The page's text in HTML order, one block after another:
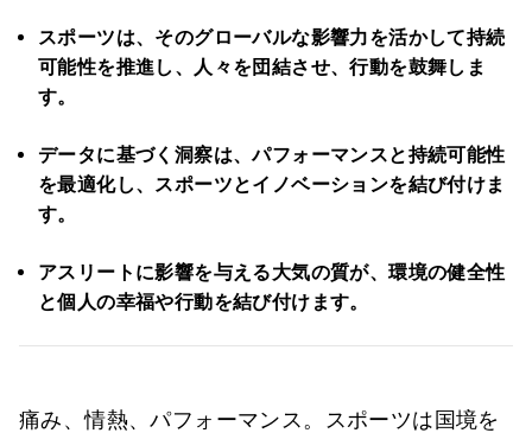
スポーツは、そのグローバルな影響力を活かして持続
可能性を推進し、人々を団結させ、行動を鼓舞しま
す。
データに基づく洞察は、パフォーマンスと持続可能性
を最適化し、スポーツとイノベーションを結び付けま
す。
アスリートに影響を与える大気の質が、環境の健全性
と個人の幸福や行動を結び付けます。
痛み、情熱、パフォーマンス。スポーツは国境を